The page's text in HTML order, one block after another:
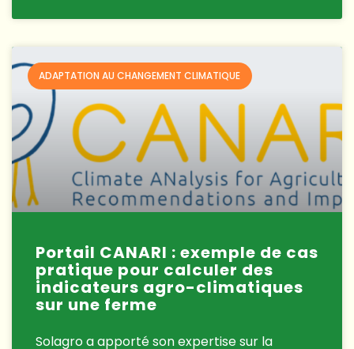
ADAPTATION AU CHANGEMENT CLIMATIQUE
Portail CANARI : exemple de cas
pratique pour calculer des
indicateurs agro-climatiques
sur une ferme
Solagro a apporté son expertise sur la